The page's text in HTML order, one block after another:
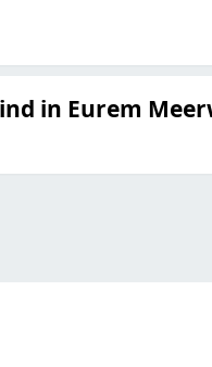
in Eurem